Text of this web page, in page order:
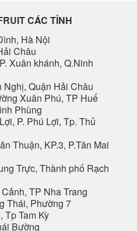
CÁC TỈNH
Hà Nội
Châu
Xuân khánh, Q.Ninh
Quận Hải Châu
Xuân Phú, TP Huế
Phùng
P. Phú Lợi, Tp. Thủ
Thuận, KP.3, P.Tân Mai
Trực, Thành phố Rạch
TP Nha Trang
Thái, Phường 7
Tp Tam Kỳ
Bường